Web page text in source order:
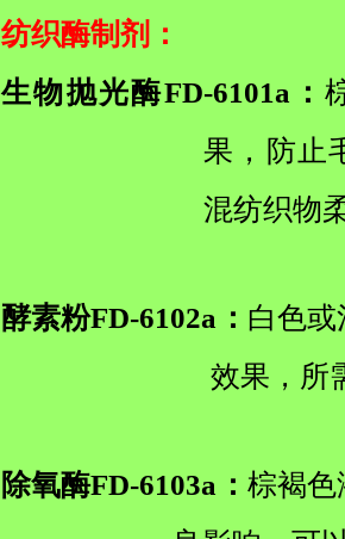
纺织酶制剂 ：
生物抛光酶FD-6101a：
果，防止
混纺织物
酵素粉FD-6102a： 白色
效果，所
除氧酶FD-6103a： 棕褐色